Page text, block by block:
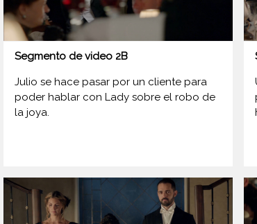
Segmento de video 2B
Julio se hace pasar por un cliente para
poder hablar con Lady sobre el robo de
la joya.